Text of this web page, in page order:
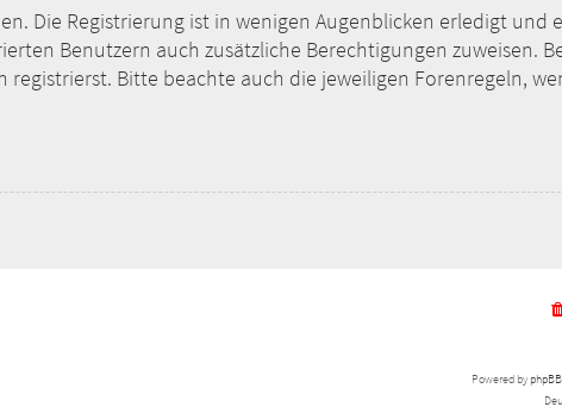
Die Registrierung ist in wenigen Augenblicken erledigt und
Benutzern auch zusätzliche Berechtigungen zuweisen.
Bitte beachte auch die jeweiligen Forenregeln,
Powered by phpBB